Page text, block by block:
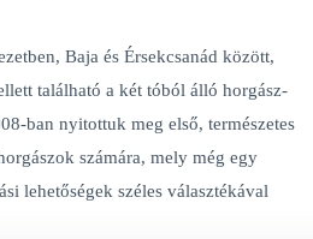
Baja és Érsekcsanád között,
található a két tóból álló horgász-
ban nyitottuk meg első, természetes
számára, mely még egy
lehetőségek széles választékával